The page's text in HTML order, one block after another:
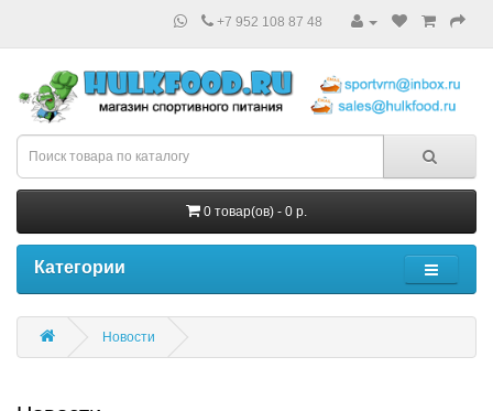
+7 952 108 87 48
0 товар(ов) - 0 р.
Категории
Новости